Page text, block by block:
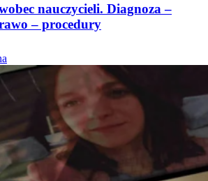
nauczycieli. Diagnoza –
– procedury